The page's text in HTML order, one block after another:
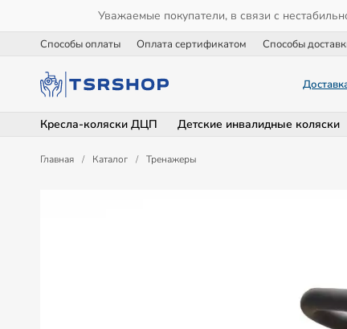
Уважаемые покупатели, в связи с
Способы оплаты Оплата сертификатом Способы
Кресла-коляски ДЦП Детские инвалидные коляски
Главная / Каталог / Тренажеры